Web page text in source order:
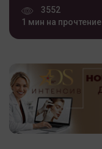
3552
1 мин на прочтение